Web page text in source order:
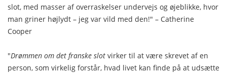
slot, med masser af overraskelser undervejs og øjeblikke, hvor
man griner højlydt – jeg var vild med den!" – Catherine
Cooper
"Drømmen om det franske slot virker til at være skrevet af en
person, som virkelig forstår, hvad livet kan finde på at udsætte